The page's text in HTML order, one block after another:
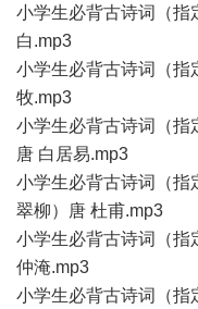
小学生必背古诗词（指
白.mp3
小学生必背古诗词（指
牧.mp3
小学生必背古诗词（指
唐 白居易.mp3
小学生必背古诗词（指
翠柳）唐 杜甫.mp3
小学生必背古诗词（指
仲淹.mp3
小学生必背古诗词（指